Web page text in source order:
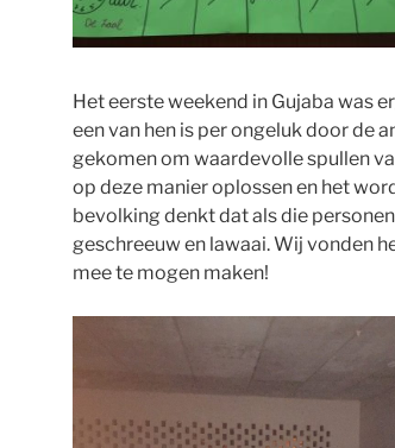
Het eerste weekend in Gujaba was
een van hen is per ongeluk door de
gekomen om waardevolle spullen
op deze manier oplossen en het
bevolking denkt dat als die
geschreeuw en lawaai. Wij vonden
mee te mogen maken!